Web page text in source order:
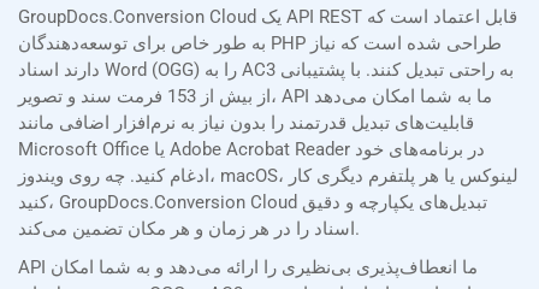
GroupDocs.Conversion Cloud یک API REST قابل اعتماد است که
به طور خاص برای توسعه‌دهندگان PHP طراحی شده است که نیاز
دارند اسناد Word (OGG) را به AC3 به راحتی تبدیل کنند. با پشتیبانی
از بیش از 153 فرمت سند و تصویر، API ما به شما امکان می‌دهد
قابلیت‌های تبدیل قدرتمند را بدون نیاز به نرم‌افزار اضافی مانند
Microsoft Office یا Adobe Acrobat Reader در برنامه‌های خود
ادغام کنید. چه روی ویندوز، macOS، لینوکس یا هر پلتفرم دیگری کار
کنید، GroupDocs.Conversion Cloud تبدیل‌های یکپارچه و دقیق
اسناد را در هر زمان و هر مکان تضمین می‌کند.
API ما انعطاف‌پذیری بی‌نظیری را ارائه می‌دهد و به شما امکان